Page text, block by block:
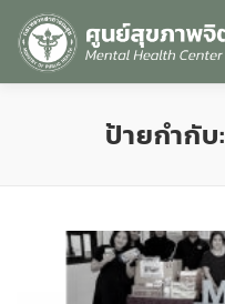
เกี่ยวกับเรา
สำหรับบุคลากร
ป้ายกำกับ: